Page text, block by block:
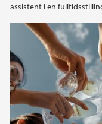
assistent i en